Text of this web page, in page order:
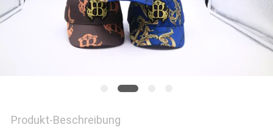
Produkt-Beschreibung